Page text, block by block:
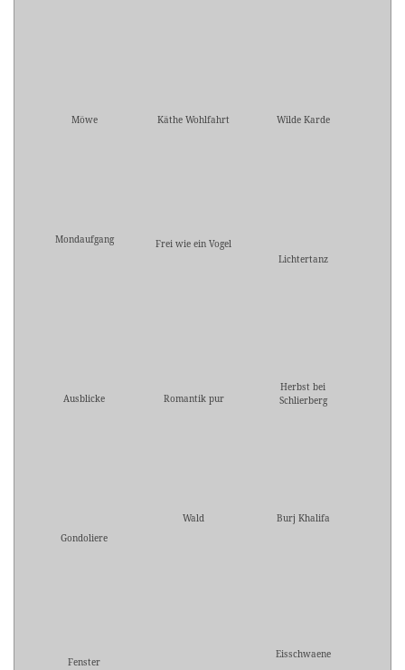
Möwe Käthe Wohlfahrt Wilde Karde
Mondaufgang
Frei wie ein Vogel
Lichtertanz
Ausblicke Romantik pur
Herbst bei
Schlierberg
Gondoliere
Wald Burj Khalifa
Fenster
Eisschwaene